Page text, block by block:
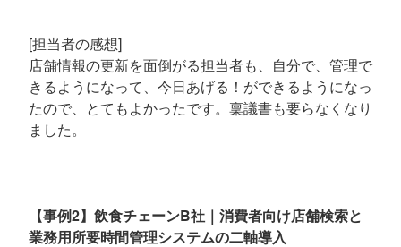
[担当者の感想]
店舗情報の更新を面倒がる担当者も、自分で、管理で
きるようになって、今日あげる！ができるようになっ
たので、とてもよかったです。稟議書も要らなくなり
ました。
【事例2】飲食チェーンB社｜消費者向け店舗検索と
業務用所要時間管理システムの二軸導入